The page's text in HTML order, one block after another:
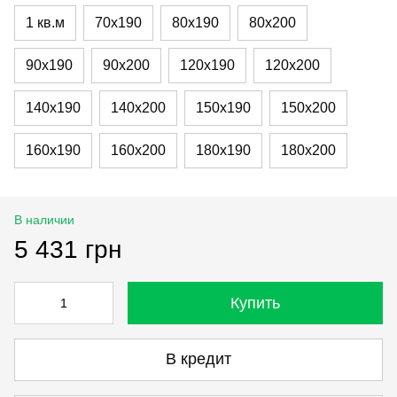
1 кв.м 70х190 80х190 80х200
90х190 90х200 120х190 120х200
140х190 140х200 150х190 150х200
160х190 160х200 180х190 180х200
В наличии
5 431 грн
Купить
В кредит